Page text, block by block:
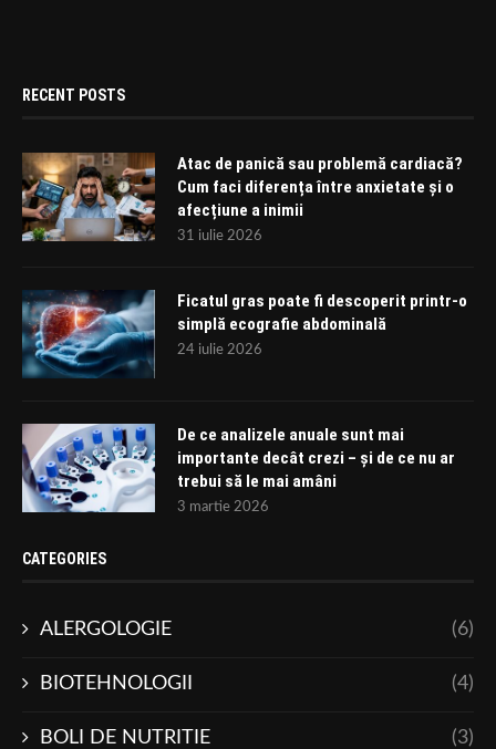
RECENT POSTS
Atac de panică sau problemă cardiacă?
Cum faci diferența între anxietate și o
afecțiune a inimii
31 iulie 2026
Ficatul gras poate fi descoperit printr-o
simplă ecografie abdominală
24 iulie 2026
De ce analizele anuale sunt mai
importante decât crezi – și de ce nu ar
trebui să le mai amâni
3 martie 2026
CATEGORIES
ALERGOLOGIE (6)
BIOTEHNOLOGII (4)
BOLI DE NUTRITIE (3)